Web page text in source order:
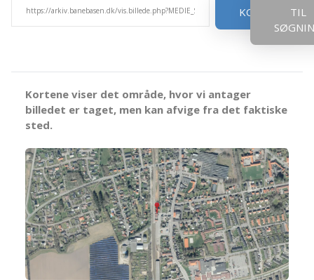
KOPIER
TIL
Kortene viser det område, hvor vi antager
billedet er taget, men kan afvige fra det faktiske
sted.